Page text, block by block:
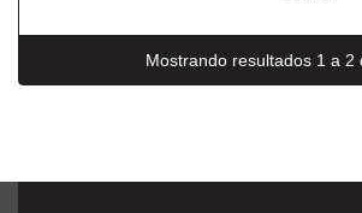
Mostrando resultados 1 a 2